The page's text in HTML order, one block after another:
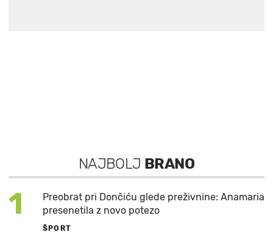
NAJBOLJ BRANO
1
Preobrat pri Dončiću glede preživnine: Anamaria
presenetila z novo potezo
ŠPORT